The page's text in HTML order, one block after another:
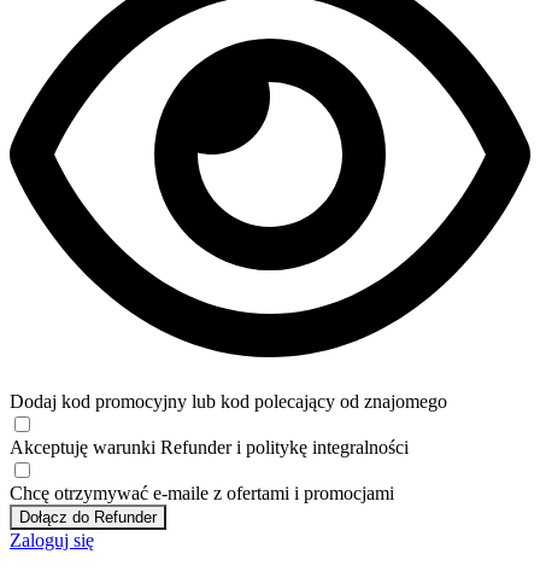
Dodaj kod promocyjny lub kod polecający od znajomego
Akceptuję warunki Refunder i politykę integralności
Chcę otrzymywać e-maile z ofertami i promocjami
Dołącz do Refunder
Zaloguj się